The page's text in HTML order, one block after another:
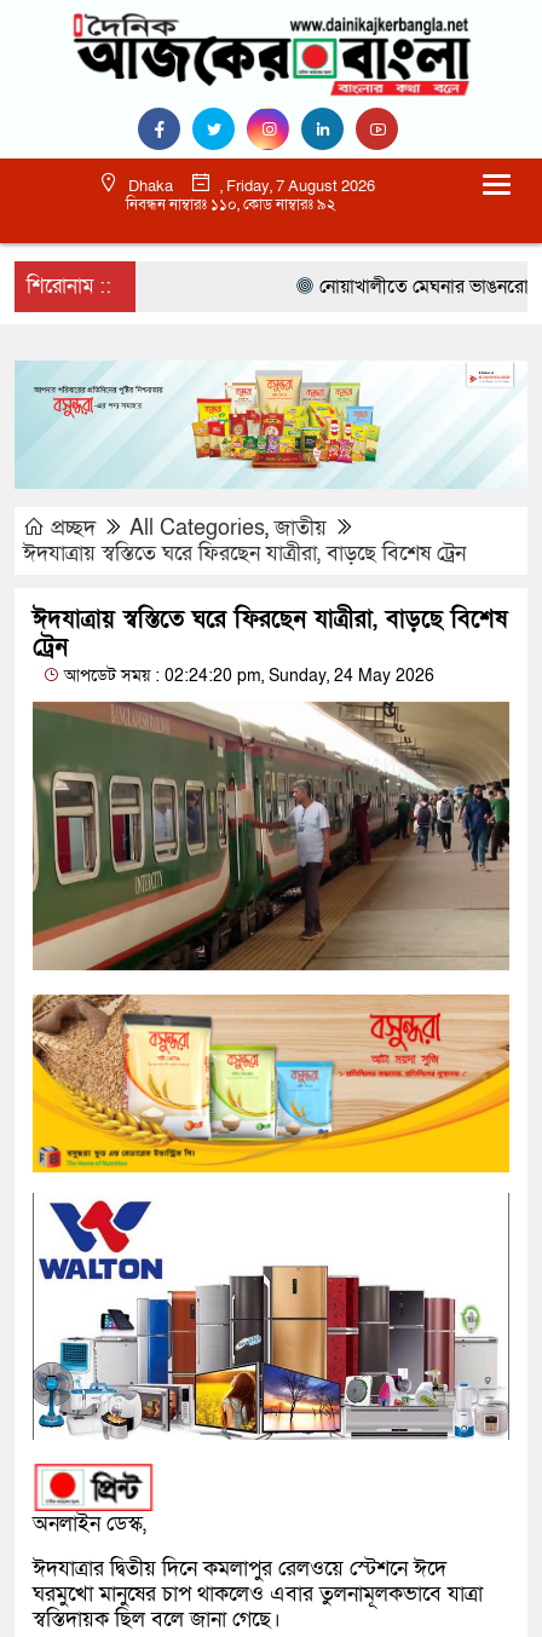
Dhaka
, Friday, 7 August 2026
নিবন্ধন নাম্বারঃ ১১০, কোড নাম্বারঃ ৯২
শিরোনাম :: নোয়াখালীতে মেঘনার ভাঙনরোধে
প্রচ্ছদ All Categories,জাতীয়
ঈদযাত্রায় স্বস্তিতে ঘরে ফিরছেন যাত্রীরা, বাড়ছে বিশেষ ট্রেন
ঈদযাত্রায় স্বস্তিতে ঘরে ফিরছেন যাত্রীরা, বাড়ছে বিশেষ
ট্রেন
আপডেট সময় : 02:24:20 pm, Sunday, 24 May 2026
অনলাইন ডেস্ক,
ঈদযাত্রার দ্বিতীয় দিনে কমলাপুর রেলওয়ে স্টেশনে ঈদে
ঘরমুখো মানুষের চাপ থাকলেও এবার তুলনামূলকভাবে যাত্রা
স্বস্তিদায়ক ছিল বলে জানা গেছে।